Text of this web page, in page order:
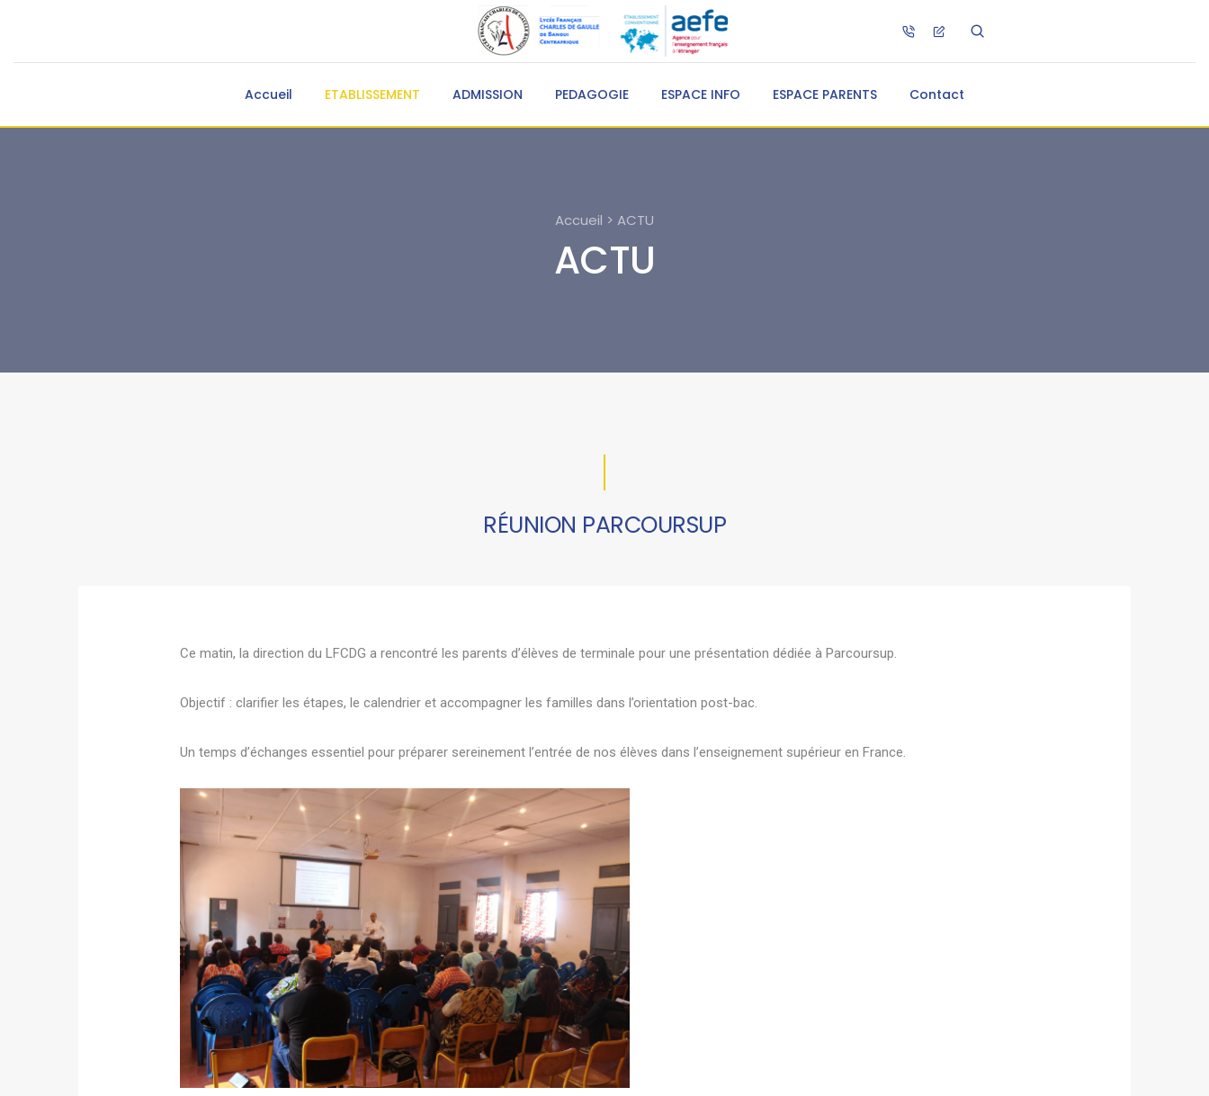
Accueil ETABLISSEMENT ADMISSION PEDAGOGIE ESPACE INFO ESPACE PARENTS Contact
Accueil > ACTU
ACTU
RÉUNION PARCOURSUP
Ce matin, la direction du LFCDG a rencontré les parents d’élèves de terminale pour une présentation dédiée à Parcoursup.
Objectif : clarifier les étapes, le calendrier et accompagner les familles dans l’orientation post-bac.
Un temps d’échanges essentiel pour préparer sereinement l’entrée de nos élèves dans l’enseignement supérieur en France.